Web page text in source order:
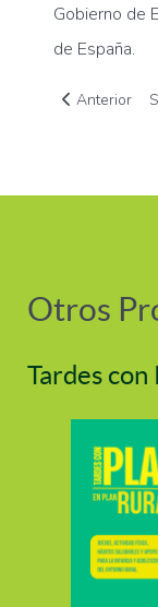
Gobierno de
de España.
Artículo
Anterior
Otros
Tardes con